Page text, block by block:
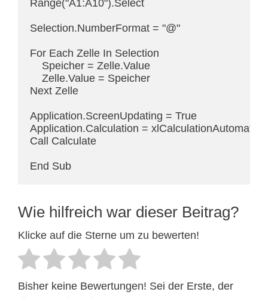
Range("A1:A10").Select
Selection.NumberFormat = "@"
For Each Zelle In Selection
    Speicher = Zelle.Value
    Zelle.Value = Speicher
Next Zelle
Application.ScreenUpdating = True
Application.Calculation = xlCalculationAutomatic
Call Calculate
End Sub
Wie hilfreich war dieser Beitrag?
Klicke auf die Sterne um zu bewerten!
Bisher keine Bewertungen! Sei der Erste, der